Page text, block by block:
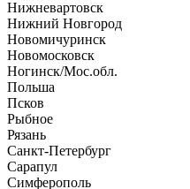
Нижневартовск
Нижний Новгород
Новомичуринск
Новомосковск
Ногинск/Мос.обл.
Польша
Псков
Рыбное
Рязань
Санкт-Петербург
Сарапул
Симферополь